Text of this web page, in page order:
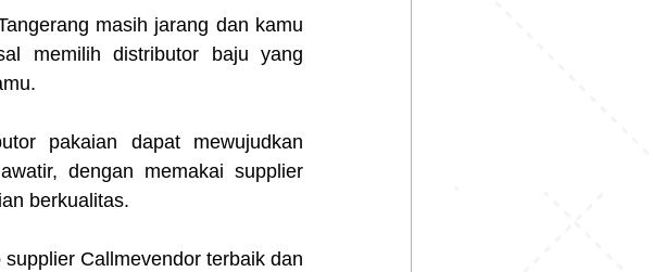
masih jarang dan kamu
memilih distributor baju yang
pakaian dapat mewujudkan
dengan memakai supplier
berkualitas.
Callmevendor terbaik dan